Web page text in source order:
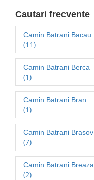
Cautari frecvente
Camin Batrani Bacau
(11)
Camin Batrani Berca
(1)
Camin Batrani Bran
(1)
Camin Batrani Brasov
(7)
Camin Batrani Breaza
(2)